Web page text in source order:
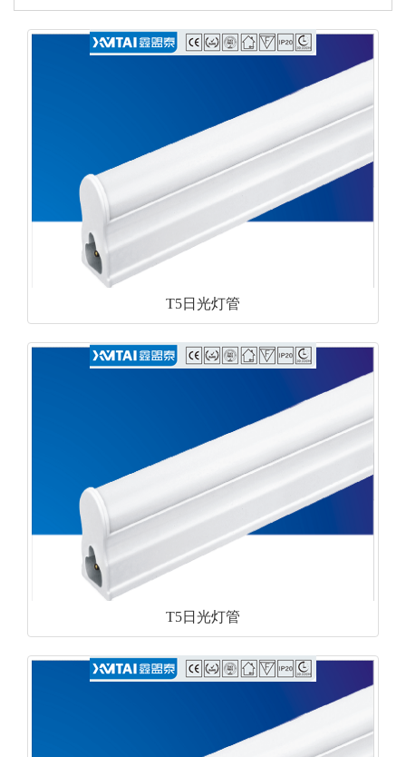
T5日光灯管
T5日光灯管